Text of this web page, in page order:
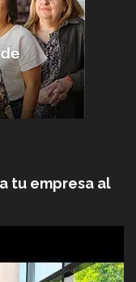
tu empresa al